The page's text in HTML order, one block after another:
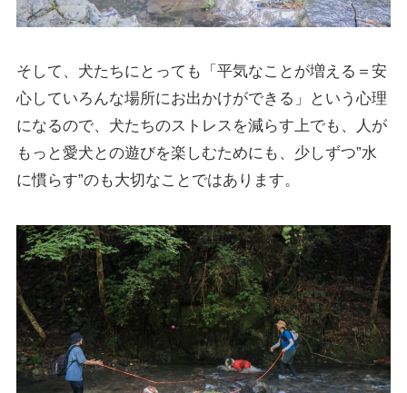
そして、犬たちにとっても「平気なことが増える＝安
心していろんな場所にお出かけができる」という心理
になるので、犬たちのストレスを減らす上でも、人が
もっと愛犬との遊びを楽しむためにも、少しずつ”水
に慣らす”のも大切なことではあります。